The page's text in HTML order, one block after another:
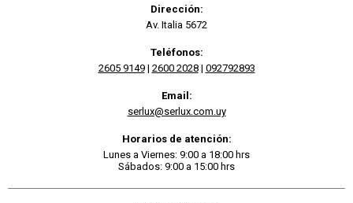
Dirección:
Av. Italia 5672
Teléfonos:
2605 9149| 2600 2028| 092792893
Email:
serlux@serlux.com.uy
Horarios de atención:
Lunes a Viernes: 9:00 a 18:00 hrs
Sábados: 9:00 a 15:00 hrs